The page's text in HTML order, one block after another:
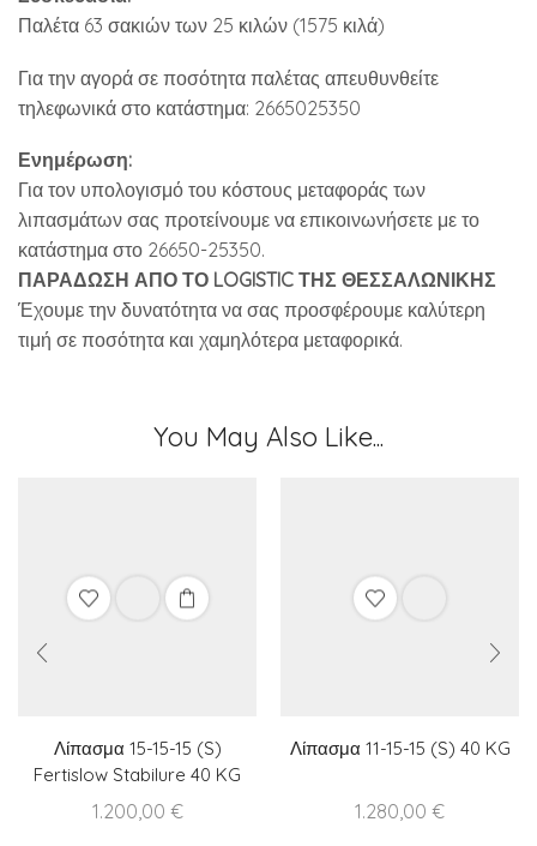
Παλέτα 63 σακιών των 25 κιλών (1575 κιλά)
Για την αγορά σε ποσότητα παλέτας απευθυνθείτε
τηλεφωνικά στο κατάστημα: 2665025350
Ενημέρωση:
Για τον υπολογισμό του κόστους μεταφοράς των
λιπασμάτων σας προτείνουμε να επικοινωνήσετε με το
κατάστημα στο 26650-25350.
ΠΑΡΑΔΩΣΗ ΑΠΟ ΤΟ LOGISTIC ΤΗΣ ΘΕΣΣΑΛΩΝΙΚΗΣ
Έχουμε την δυνατότητα να σας προσφέρουμε καλύτερη
τιμή σε ποσότητα και χαμηλότερα μεταφορικά.
You May Also Like...
Λίπασμα 15-15-15 (S)
Fertislow Stabilure 40 KG
1.200,00 €
Λίπασμα 11-15-15 (S) 40 KG
1.280,00 €